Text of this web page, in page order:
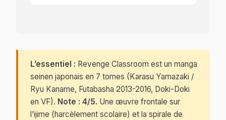
L’essentiel : Revenge Classroom est un manga
seinen japonais en 7 tomes (Karasu Yamazaki /
Ryu Kaname, Futabasha 2013-2016, Doki-Doki
en VF). Note : 4/5. Une œuvre frontale sur
l’ijime (harcèlement scolaire) et la spirale de